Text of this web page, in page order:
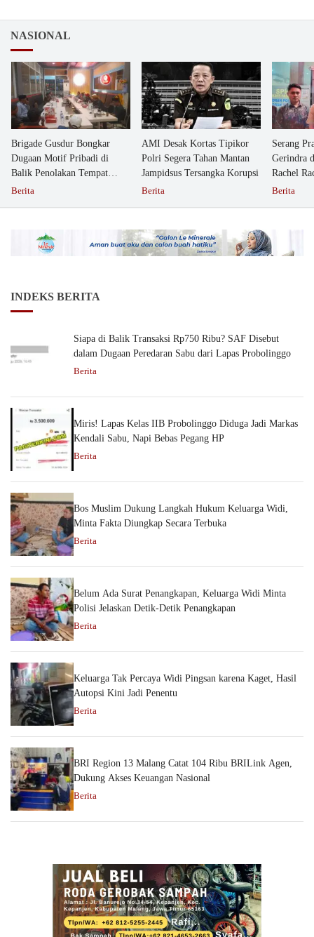
NASIONAL
Brigade Gusdur Bongkar
Dugaan Motif Pribadi di
Balik Penolakan Tempat
Ibadah GKJW Bangil
Berita
AMI Desak Kortas Tipikor
Polri Segera Tahan Mantan
Jampidsus Tersangka Korupsi
Berita
Serang
Gerindra
Rachel
Berita
INDEKS BERITA
Siapa di Balik Transaksi Rp750 Ribu? SAF Disebut
dalam Dugaan Peredaran Sabu dari Lapas Probolinggo
Berita
Miris! Lapas Kelas IIB Probolinggo Diduga Jadi Markas
Kendali Sabu, Napi Bebas Pegang HP
Berita
Bos Muslim Dukung Langkah Hukum Keluarga Widi,
Minta Fakta Diungkap Secara Terbuka
Berita
Belum Ada Surat Penangkapan, Keluarga Widi Minta
Polisi Jelaskan Detik-Detik Penangkapan
Berita
Keluarga Tak Percaya Widi Pingsan karena Kaget, Hasil
Autopsi Kini Jadi Penentu
Berita
BRI Region 13 Malang Catat 104 Ribu BRILink Agen,
Dukung Akses Keuangan Nasional
Berita